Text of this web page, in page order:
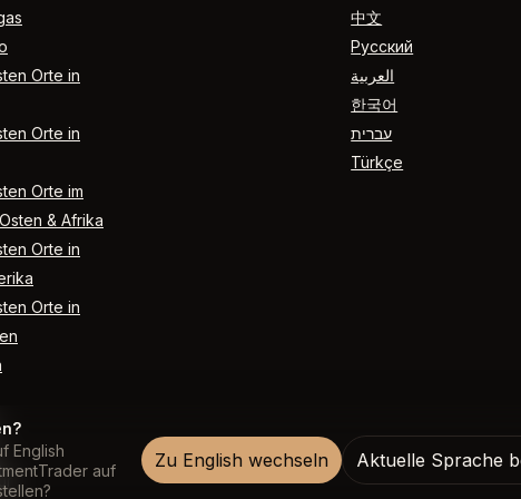
Orte in
Orte in
Orte im
& Afrika
Orte in
Orte in
中文
Русский
العربية
한국어
עברית
Türkçe
English
auf
Zu English wechseln Aktuelle Sprache